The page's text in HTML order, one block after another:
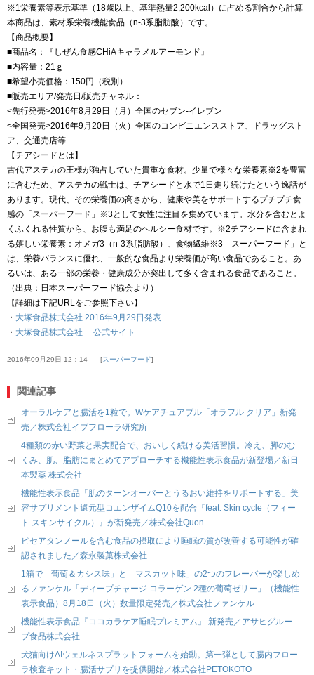
※1栄養素等表示基準（18歳以上、基準熱量2,200kcal）に占める割合から計算
本商品は、素材系栄養機能食品（n-3系脂肪酸）です。
【商品概要】
■商品名：『しぜん食感CHiAキャラメルアーモンド』
■内容量：21ｇ
■希望小売価格：150円（税別）
■販売エリア/発売日/販売チャネル：
<先行発売>2016年8月29日（月）全国のセブン‐イレブン
<全国発売>2016年9月20日（火）全国のコンビニエンスストア、ドラッグスト
ア、交通売店等
【チアシードとは】
古代アステカの王様が独占していた貴重な食材。少量で様々な栄養素※2を豊富
に含むため、アステカの戦士は、チアシードと水で1日走り続けたという逸話が
あります。現代、その栄養価の高さから、健康や美をサポートするプチプチ食
感の「スーパーフード」※3として女性に注目を集めています。水分を含むとよ
くふくれる性質から、お腹も満足のヘルシー食材です。※2チアシードに含まれ
る嬉しい栄養素：オメガ3（n-3系脂肪酸）、食物繊維※3「スーパーフード」と
は、栄養バランスに優れ、一般的な食品より栄養価が高い食品であること。あ
るいは、ある一部の栄養・健康成分が突出して多く含まれる食品であること。
（出典：日本スーパーフード協会より）
【詳細は下記URLをご参照下さい】
・ 大塚食品株式会社 2016年9月29日発表
・ 大塚食品株式会社 公式サイト
2016年09月29日 12：14 スーパーフード
関連記事
オーラルケアと腸活を1粒で。Wケアチュアブル「オラフル クリア」新発
売／株式会社イブフローラ研究所
4種類の赤い野菜と果実配合で、おいしく続ける美活習慣。冷え、脚のむ
くみ、肌、脂肪にまとめてアプローチする機能性表示食品が新登場／新日
本製薬 株式会社
機能性表示食品「肌のターンオーバーとうるおい維持をサポートする」美
容サプリメント還元型コエンザイムQ10を配合『feat. Skin cycle（フィー
ト スキンサイクル）』が新発売／株式会社Quon
ピセアタンノールを含む食品の摂取により睡眠の質が改善する可能性が確
認されました／森永製菓株式会社
1箱で「葡萄＆カシス味」と「マスカット味」の2つのフレーバーが楽しめ
るファンケル「ディープチャージ コラーゲン 2種の葡萄ゼリー」（機能性
表示食品）8月18日（火）数量限定発売／株式会社ファンケル
機能性表示食品『ココカラケア睡眠プレミアム』 新発売／アサヒグルー
プ食品株式会社
犬猫向けAIウェルネスプラットフォームを始動。第一弾として腸内フロー
ラ検査キット・腸活サプリを提供開始／株式会社PETOKOTO